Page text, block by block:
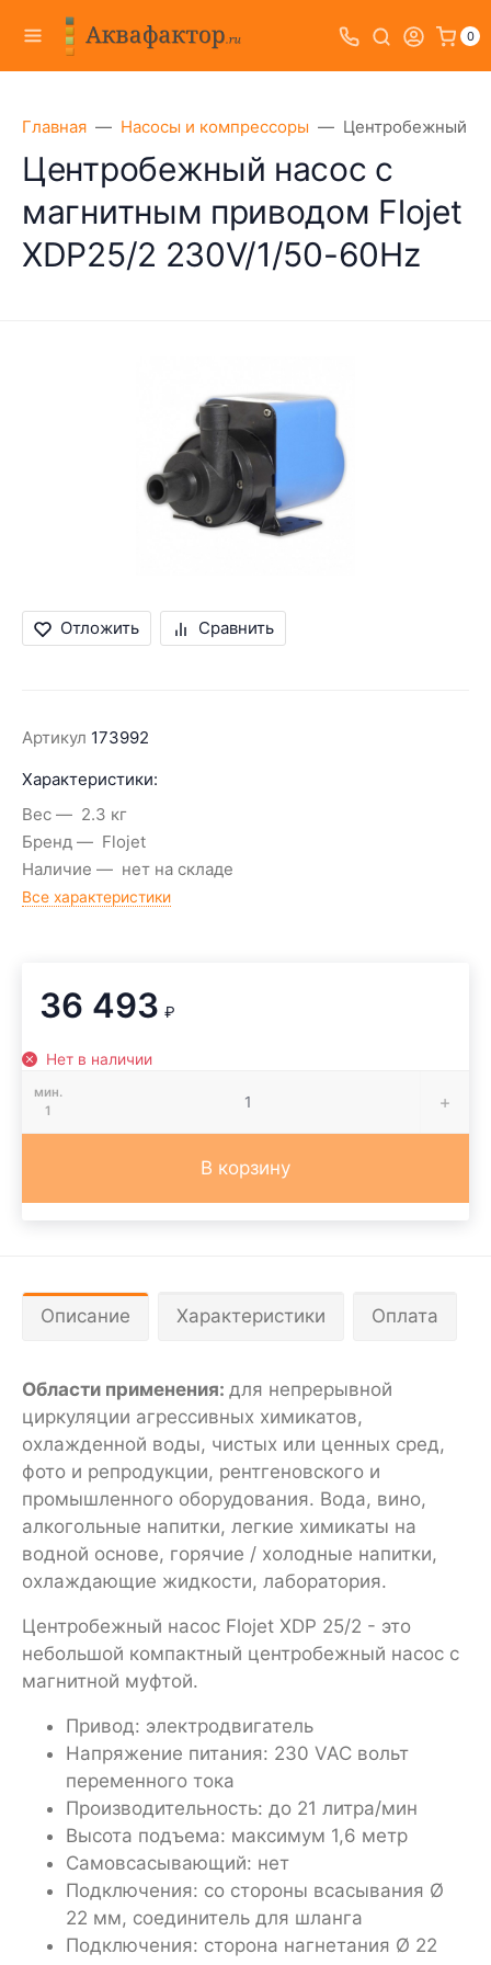
0
Главная Насосы и компрессоры Центробежный
Центробежный насос с
магнитным приводом Flojet
XDP25/2 230V/1/50-60Hz
Отложить Сравнить
Артикул 173992
Характеристики:
Вес
2.3 кг
Бренд
Flojet
Наличие
нет на складе
Все характеристики
36 493 ₽
Нет в наличии
мин.
1
В корзину
Описание Характеристики Оплата
Области применения: для непрерывной
циркуляции агрессивных химикатов,
охлажденной воды, чистых или ценных сред,
фото и репродукции, рентгеновского и
промышленного оборудования. Вода, вино,
алкогольные напитки, легкие химикаты на
водной основе, горячие / холодные напитки,
охлаждающие жидкости, лаборатория.
Центробежный насос Flojet XDP 25/2 - это
небольшой компактный центробежный насос с
магнитной муфтой.
Привод: электродвигатель
Напряжение питания: 230 VAC вольт
переменного тока
Производительность: до 21 литра/мин
Высота подъема: максимум 1,6 метр
Самовсасывающий: нет
Подключения: со стороны всасывания Ø
22 мм, соединитель для шланга
Подключения: сторона нагнетания Ø 22